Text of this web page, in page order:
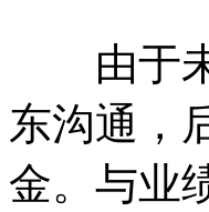
由于未
东沟通，
金。与业